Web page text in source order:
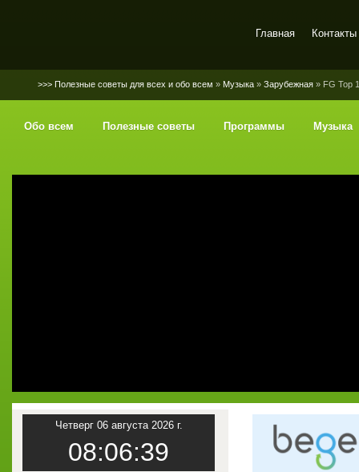
Главная Контакты
>>> Полезные советы для всех и обо всем » Музыка » Зарубежная » FG Top
Обо всем Полезные советы Программы Музыка
Четверг 06 августа 2026 г.
08:06:40